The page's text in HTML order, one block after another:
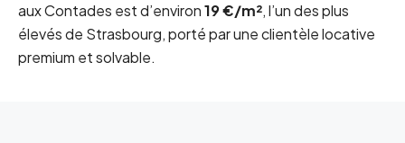
aux Contades est d’environ19 €/m², l’un des plus
élevés de Strasbourg, porté par une clientèle locative
premium et solvable.